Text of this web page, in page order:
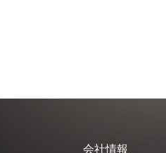
会社情報